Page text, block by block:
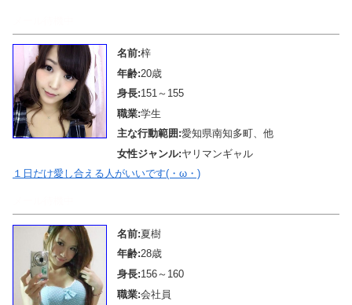
名前:梓
年齢:20歳
身長:151～155
職業:学生
主な行動範囲:愛知県南知多町、他
女性ジャンル:ヤリマンギャル
１日だけ愛し合える人がいいです(・ω・)
名前:夏樹
年齢:28歳
身長:156～160
職業:会社員